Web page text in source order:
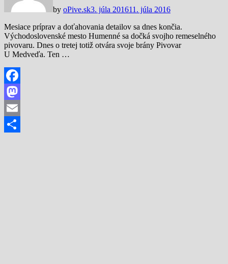
by oPive.sk3. júla 201611. júla 2016
Mesiace príprav a doťahovania detailov sa dnes končia.
Východoslovenské mesto Humenné sa dočká svojho remeselného
pivovaru. Dnes o tretej totiž otvára svoje brány Pivovar
U Medveďa. Ten …
Facebook
Mastodon
Email